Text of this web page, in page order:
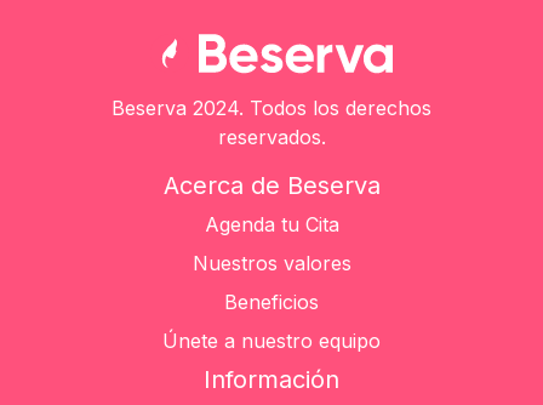
Beserva 2024. Todos los derechos
reservados.
Acerca de Beserva
Agenda tu Cita
Nuestros valores
Beneficios
Únete a nuestro equipo
Información